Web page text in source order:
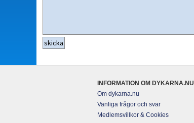
INFORMATION OM DYKARNA.NU
Om dykarna.nu
Vanliga frågor och svar
Medlemsvillkor & Cookies